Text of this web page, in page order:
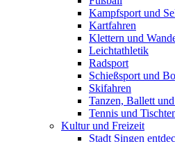
Kampfsport und
Kartfahren
Klettern und
Leichtathletik
Radsport
Schießsport und
Skifahren
Tanzen, Ballett
Tennis und
Kultur und Freizeit
Stadt Singen